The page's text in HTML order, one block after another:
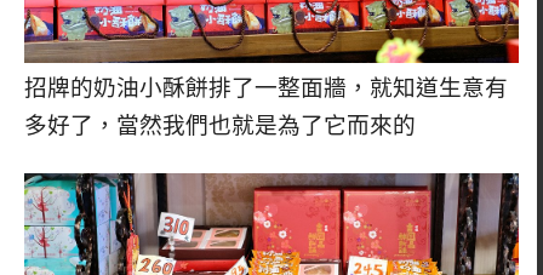
招牌的奶油小酥餅排了一整面牆，就知道生意有
多好了，當然我們也就是為了它而來的